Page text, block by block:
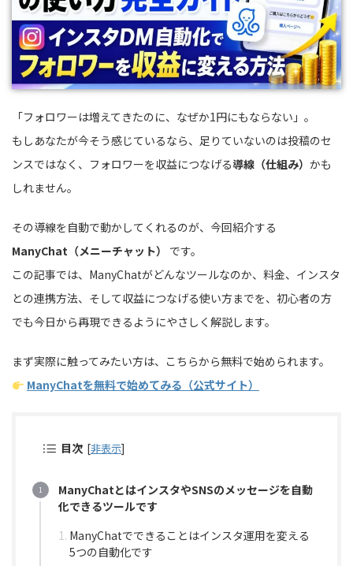
「フォロワーは増えてきたのに、なぜか1円にもならない」。
もしあなたが今そう感じているなら、足りていないのは投稿のセ
ンスではなく、フォロワーを収益につなげる導線（仕組み） かも
しれません。
その導線を自動で動かしてくれるのが、今回紹介する
ManyChat（メニーチャット）
です。
この記事では、ManyChatがどんなツールなのか、料金、インスタ
との連携方法、そして収益につなげる使い方までを、初心者の方
でも今日から再現できるようにやさしく解説します。
まず実際に触ってみたい方は、こちらから無料で始められます。
ManyChatを無料で始めてみる（公式サイト）
目次 [非表示]
ManyChatとはインスタやSNSのメッセージを自動
化できるツールです
ManyChatでできることはインスタ運用を変える
5つの自動化です